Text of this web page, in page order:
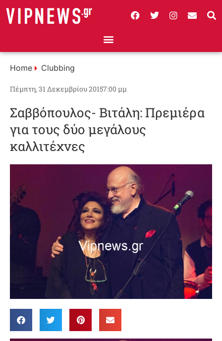
Home Clubbing
Πέμπτη, 31 Δεκεμβρίου 20157:00 μμ
Σαββόπουλος- Βιτάλη: Πρεμιέρα
για τους δύο μεγάλους
καλλιτέχνες